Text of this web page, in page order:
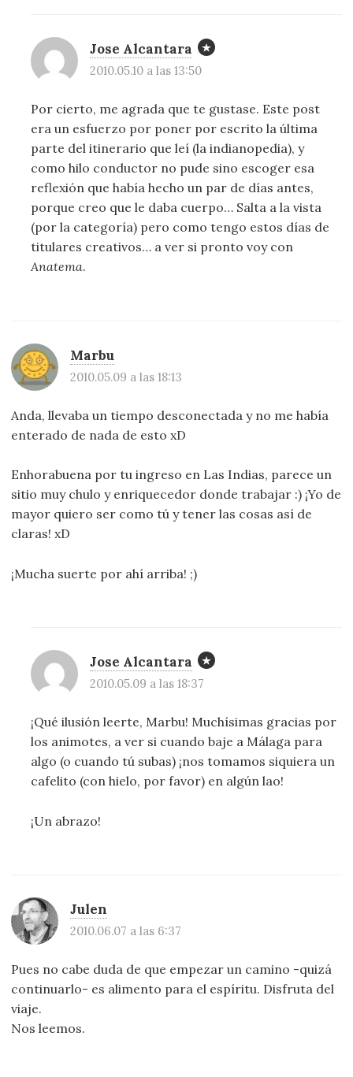
Jose Alcantara
2010.05.10 a las 13:50
Por cierto, me agrada que te gustase. Este post
era un esfuerzo por poner por escrito la última
parte del itinerario que leí (la indianopedia), y
como hilo conductor no pude sino escoger esa
reflexión que había hecho un par de días antes,
porque creo que le daba cuerpo… Salta a la vista
(por la categoría) pero como tengo estos días de
titulares creativos… a ver si pronto voy con
Anatema.
Marbu
2010.05.09 a las 18:13
Anda, llevaba un tiempo desconectada y no me había
enterado de nada de esto xD
Enhorabuena por tu ingreso en Las Indias, parece un
sitio muy chulo y enriquecedor donde trabajar :) ¡Yo de
mayor quiero ser como tú y tener las cosas así de
claras! xD
¡Mucha suerte por ahí arriba! ;)
Jose Alcantara
2010.05.09 a las 18:37
¡Qué ilusión leerte, Marbu! Muchísimas gracias por
los animotes, a ver si cuando baje a Málaga para
algo (o cuando tú subas) ¡nos tomamos siquiera un
cafelito (con hielo, por favor) en algún lao!
¡Un abrazo!
Julen
2010.06.07 a las 6:37
Pues no cabe duda de que empezar un camino -quizá
continuarlo- es alimento para el espíritu. Disfruta del
viaje.
Nos leemos.